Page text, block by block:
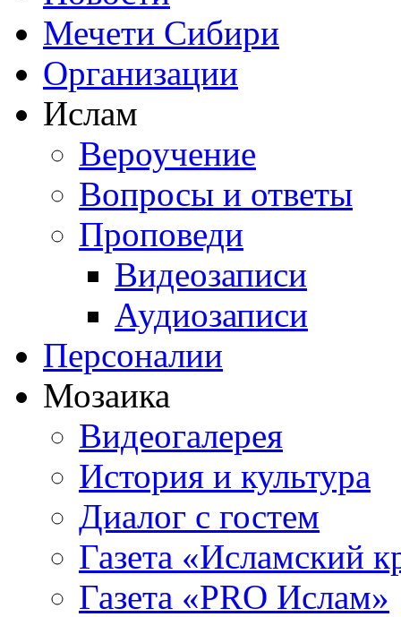
Мечети Сибири
Организации
Ислам
Вероучение
Вопросы и ответы
Проповеди
Видеозаписи
Аудиозаписи
Персоналии
Мозаика
Видеогалерея
История и культура
Диалог с гостем
Газета «Исламский
Газета «PRO Ислам»